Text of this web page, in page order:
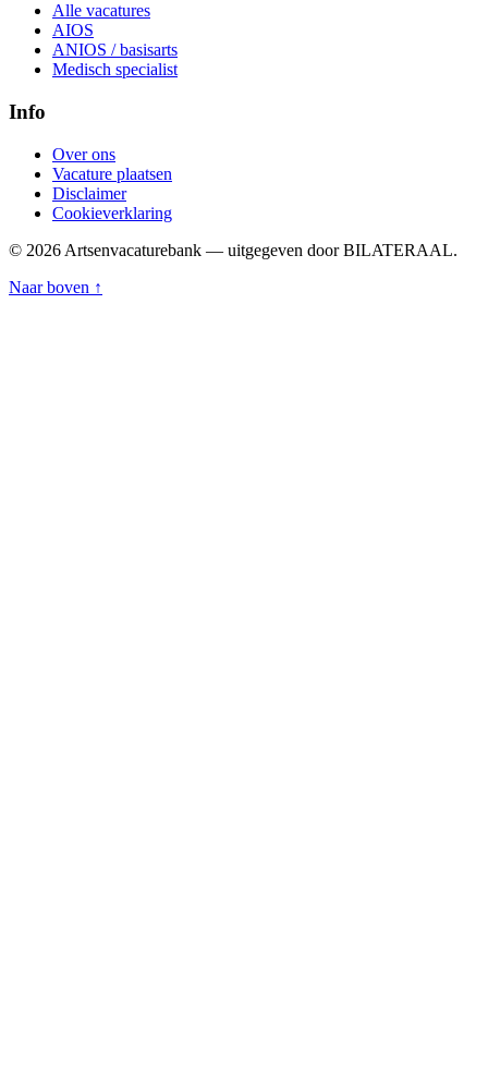
Alle vacatures
AIOS
ANIOS / basisarts
Medisch specialist
Info
Over ons
Vacature plaatsen
Disclaimer
Cookieverklaring
© 2026 Artsenvacaturebank — uitgegeven door BILATERAAL.
Naar boven ↑